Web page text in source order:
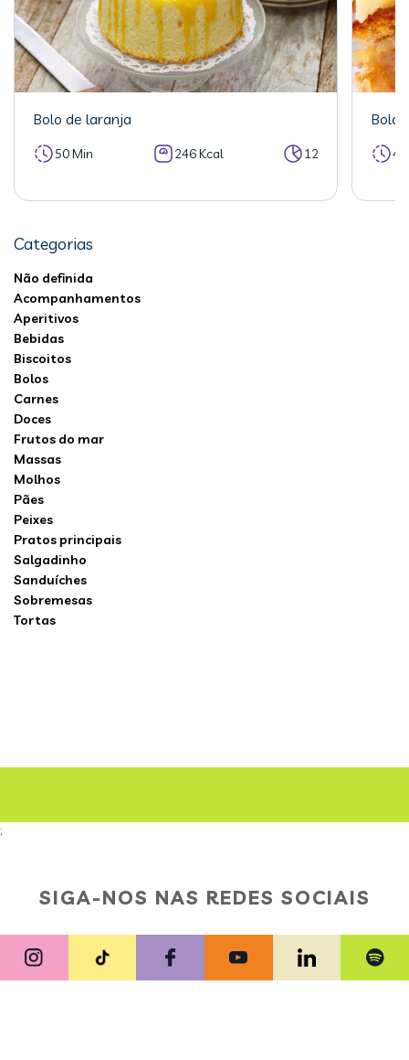
Bolo de laranja
50 Min 246 Kcal 12
Bolo
Categorias
Não definida
Acompanhamentos
Aperitivos
Bebidas
Biscoitos
Bolos
Carnes
Doces
Frutos do mar
Massas
Molhos
Pães
Peixes
Pratos principais
Salgadinho
Sanduíches
Sobremesas
Tortas
;
SIGA-NOS NAS REDES SOCIAIS